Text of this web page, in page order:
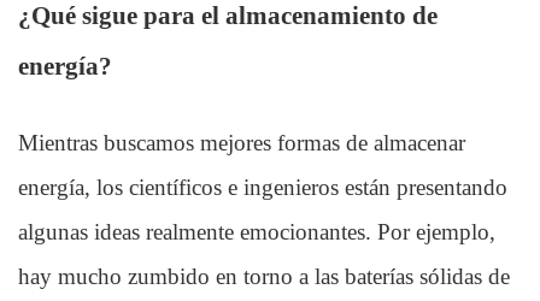
¿Qué sigue para el almacenamiento de
energía?
Mientras buscamos mejores formas de almacenar
energía, los científicos e ingenieros están presentando
algunas ideas realmente emocionantes. Por ejemplo,
hay mucho zumbido en torno a las baterías sólidas de